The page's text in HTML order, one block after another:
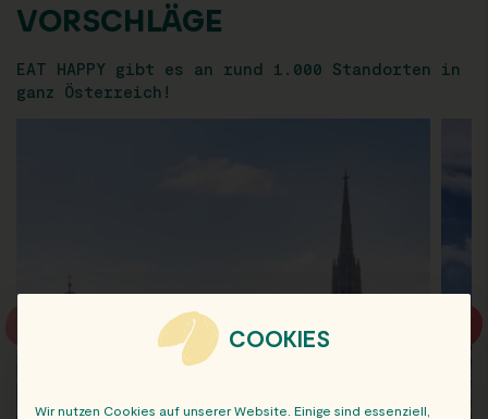
VORSCHLÄGE
EAT HAPPY gibt es an rund 1.000 Standorten in
ganz Österreich!
COOKIES
Wir nutzen Cookies auf unserer Website. Einige sind essenziell,